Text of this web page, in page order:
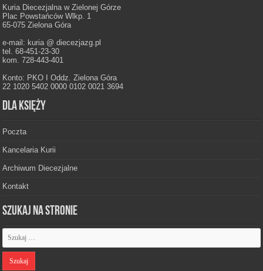
Kuria Diecezjalna w Zielonej Górze
Plac Powstańców Wlkp. 1
65-075 Zielona Góra
e-mail: kuria @ diecezjazg.pl
tel. 68-451-23-30
kom. 728-443-401
Konto: PKO I Oddz. Zielona Góra
22 1020 5402 0000 0102 0021 3694
Dla księży
Poczta
Kancelaria Kurii
Archiwum Diecezjalne
Kontakt
Szukaj na stronie